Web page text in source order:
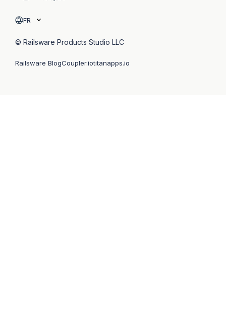
FR
Railsware BlogCoupler.iotitanapps.io
© Railsware Products Studio LLC